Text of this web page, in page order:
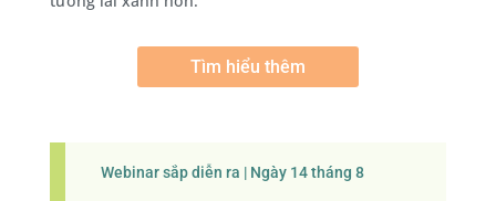
Tìm hiểu thêm
Webinar sắp diễn ra | Ngày 14 tháng 8